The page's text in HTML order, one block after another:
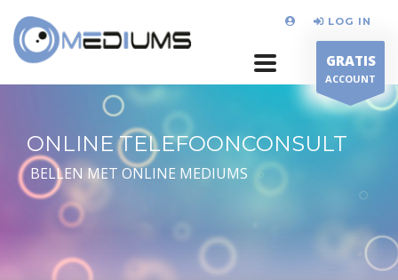
LOG IN
GRATIS
ACCOUNT
ONLINE TELEFOONCONSULT
BELLEN MET ONLINE MEDIUMS